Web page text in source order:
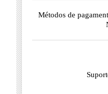
Métodos de